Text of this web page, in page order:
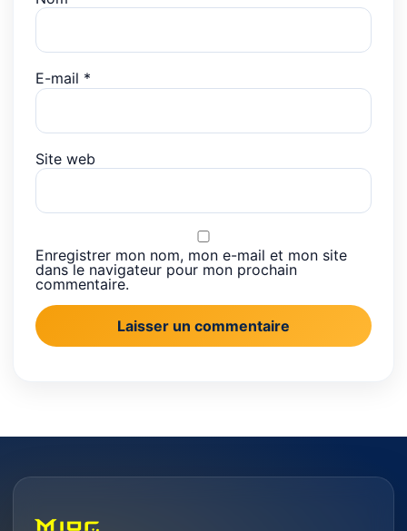
E-mail *
Site web
Enregistrer mon nom, mon e-mail et mon site
dans le navigateur pour mon prochain
commentaire.